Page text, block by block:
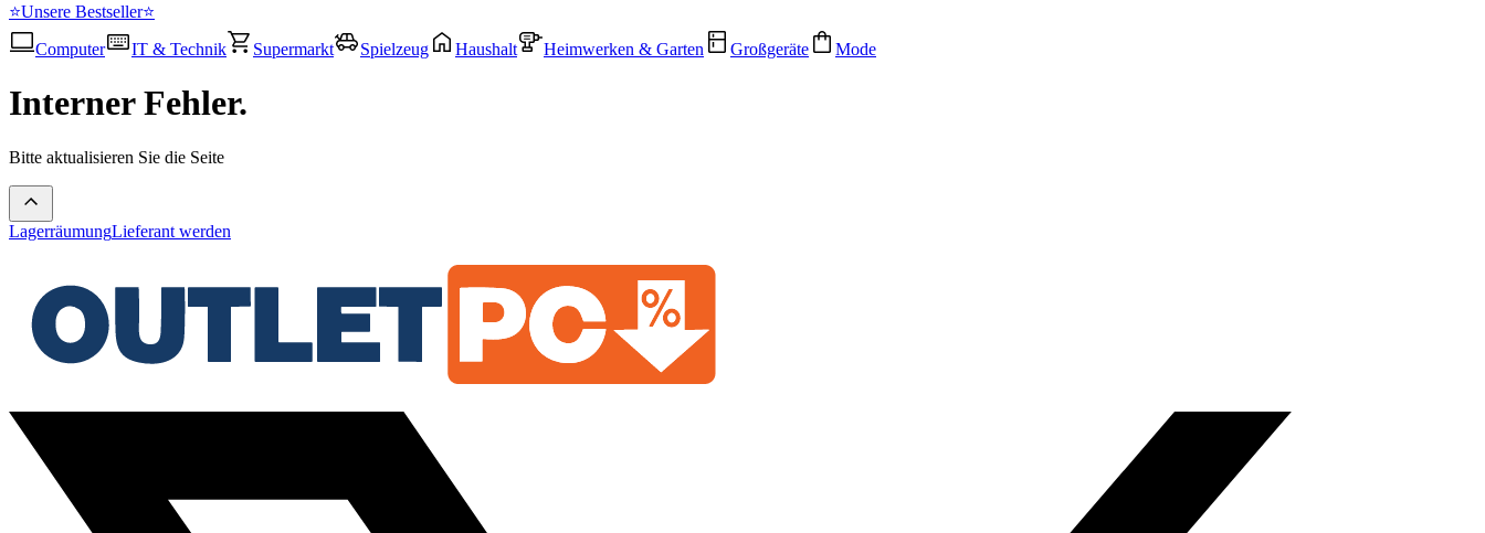
⭐Unsere Bestseller⭐
Computer
IT & Technik Supermarkt Spielzeug Haushalt Heimwerken & Garten Großgeräte Mode
Interner Fehler.
Bitte aktualisieren Sie die Seite
LagerräumungLieferant werden